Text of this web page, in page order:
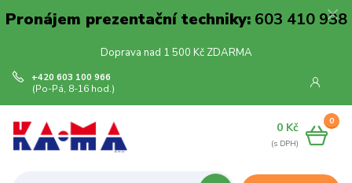
Pronájem prezentační techniky:603 410 938
Doprava nad 1 500 Kč ZDARMA
+420 603 100 966
(Po-Pá, 8-16 hod.)
0
0 Kč